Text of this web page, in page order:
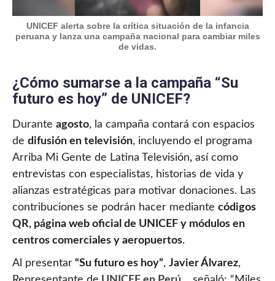
UNICEF alerta sobre la crítica situación de la infancia
peruana y lanza una campaña nacional para cambiar miles
de vidas.
¿Cómo sumarse a la campaña “Su
futuro es hoy” de UNICEF?
Durante agosto, la campaña contará con espacios
de difusión en televisión, incluyendo el programa
Arriba Mi Gente de Latina Televisión, así como
entrevistas con especialistas, historias de vida y
alianzas estratégicas para motivar donaciones. Las
contribuciones se podrán hacer mediante códigos
QR, página web oficial de UNICEF y módulos en
centros comerciales y aeropuertos.
Al presentar “Su futuro es hoy”, Javier Álvarez,